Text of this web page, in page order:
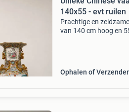
140x55 - evt ruilen
Prachtige en
van 140 cm hoog en
Ophalen of